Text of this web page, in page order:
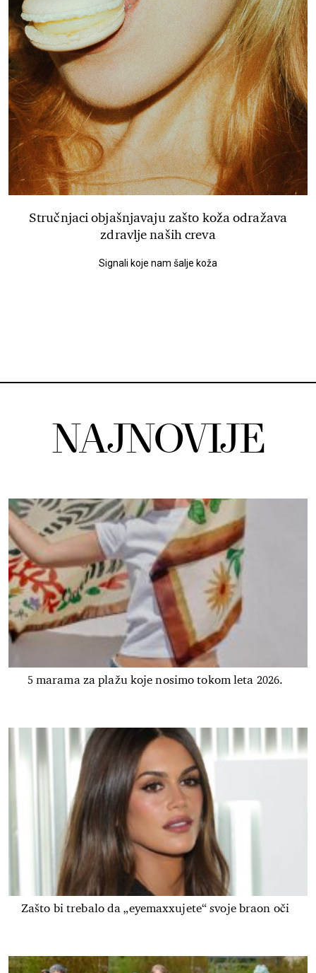
Stručnjaci objašnjavaju zašto koža odražava
zdravlje naših creva
Signali koje nam šalje koža
NAJNOVIJE
5 marama za plažu koje nosimo tokom leta 2026.
Zašto bi trebalo da „eyemaxxujete“ svoje braon oči